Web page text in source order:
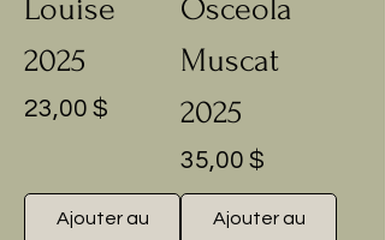
Louise
2025
Prix
23,00 $
Ajouter au
Osceola
Muscat
2025
Prix
35,00 $
Ajouter au